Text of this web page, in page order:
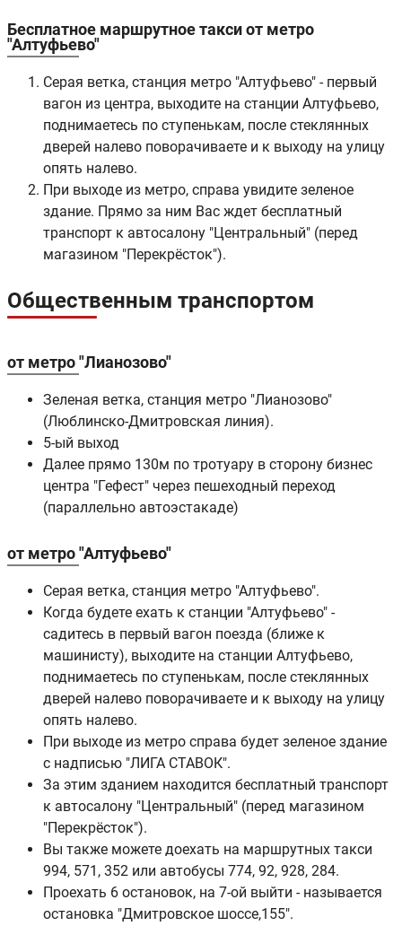
Бесплатное маршрутное такси от метро
"Алтуфьево"
Серая ветка, станция метро "Алтуфьево" - первый
вагон из центра, выходите на станции Алтуфьево,
поднимаетесь по ступенькам, после стеклянных
дверей налево поворачиваете и к выходу на улицу
опять налево.
При выходе из метро, справа увидите зеленое
здание. Прямо за ним Вас ждет бесплатный
транспорт к автосалону "Центральный" (перед
магазином "Перекрёсток").
Общественным транспортом
от метро "Лианозово"
Зеленая ветка, станция метро "Лианозово"
(Люблинско-Дмитровская линия).
5-ый выход
Далее прямо 130м по тротуару в сторону бизнес
центра "Гефест" через пешеходный переход
(параллельно автоэстакаде)
от метро "Алтуфьево"
Серая ветка, станция метро "Алтуфьево".
Когда будете ехать к станции "Алтуфьево" -
садитесь в первый вагон поезда (ближе к
машинисту), выходите на станции Алтуфьево,
поднимаетесь по ступенькам, после стеклянных
дверей налево поворачиваете и к выходу на улицу
опять налево.
При выходе из метро справа будет зеленое здание
с надписью "ЛИГА СТАВОК".
За этим зданием находится бесплатный транспорт
к автосалону "Центральный" (перед магазином
"Перекрёсток").
Вы также можете доехать на маршрутных такси
994, 571, 352 или автобусы 774, 92, 928, 284.
Проехать 6 остановок, на 7-ой выйти - называется
остановка "Дмитровское шоссе,155".